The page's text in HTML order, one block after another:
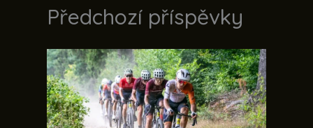
Předchozí příspěvky